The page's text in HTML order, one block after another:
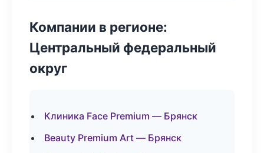
Компании в регионе:
Центральный федеральный
округ
Клиника Face Premium — Брянск
Beauty Premium Art — Брянск